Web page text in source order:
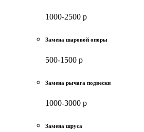
1000-2500 р
Замена шаровой опоры
500-1500 р
Замена рычага подвески
1000-3000 р
Замена шруса